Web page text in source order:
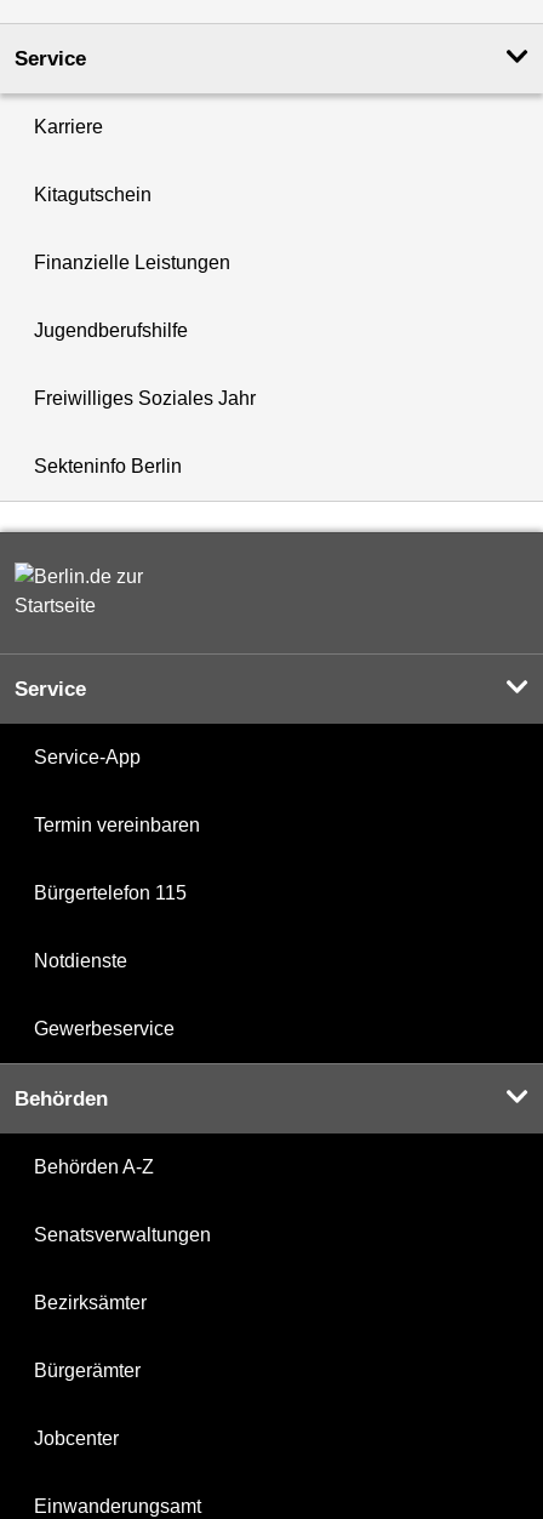
Service
Karriere
Kitagutschein
Finanzielle Leistungen
Jugendberufshilfe
Freiwilliges Soziales Jahr
Sekteninfo Berlin
Service
Service-App
Termin vereinbaren
Bürgertelefon 115
Notdienste
Gewerbeservice
Behörden
Behörden A-Z
Senatsverwaltungen
Bezirksämter
Bürgerämter
Jobcenter
Einwanderungsamt